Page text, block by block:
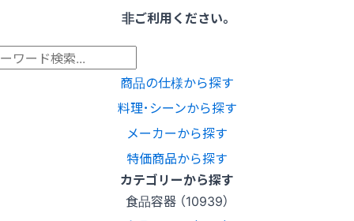
非ご利用ください。
商品の仕様から探す
料理･シーンから探す
メーカーから探す
特価商品から探す
カテゴリーから探す
食品容器 （10939）